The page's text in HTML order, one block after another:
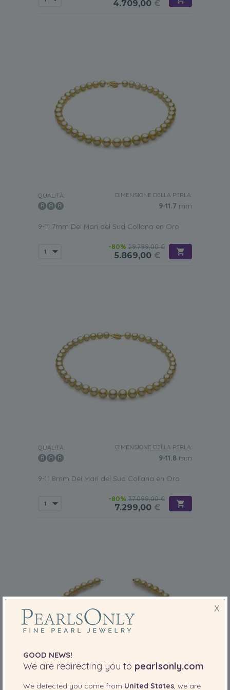
4.709,00 €
QUALITÀ: DIMENSIONE DELLA PERLA:
9-11.7 mm
9-11.7mm Dei Mari del Sud Collana en Oro
-80% 29.799,00 €
5.869,00 €
QUALITÀ: DIMENSIONE DELLA PERLA:
9-11.8 mm
9-11.8mm Dei Mari del Sud Collana en Oro
-80% 37.099,00 €
7.299,00 €
X
GOOD NEWS!
We are redirecting you to pearlsonly.com
We detected you come from United States, we are